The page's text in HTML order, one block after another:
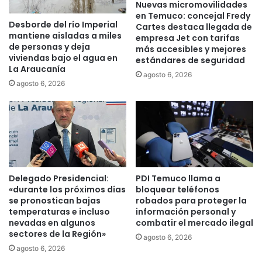
n
i
z
n
p
m
r
a
F
e
r
i
a
B
a
m
b
i
o
e
s
t
c
i
ó
n
?
Desborde del río Imperial
mantiene aisladas a miles
de personas y deja
viviendas bajo el agua en
La Araucanía
agosto 6, 2026
Nuevas micromovilidades
en Temuco: concejal Fredy
Cartes destaca llegada de
empresa Jet con tarifas
más accesibles y mejores
estándares de seguridad
agosto 6, 2026
Delegado Presidencial:
«durante los próximos días
se pronostican bajas
temperaturas e incluso
nevadas en algunos
sectores de la Región»
agosto 6, 2026
PDI Temuco llama a
bloquear teléfonos
robados para proteger la
información personal y
combatir el mercado ilegal
agosto 6, 2026